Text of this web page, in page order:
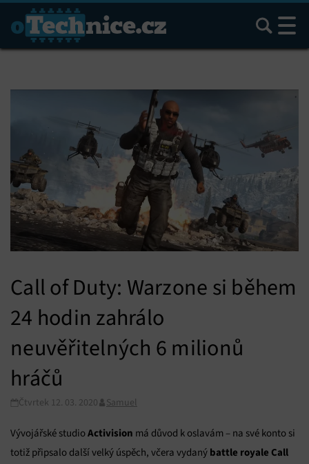
Hledat
Call of Duty: Warzone si během
24 hodin zahrálo
neuvěřitelných 6 milionů
hráčů
Čtvrtek 12. 03. 2020 Samuel
Vývojářské studioActivision má důvod k oslavám – na své konto si
totiž připsalo další velký úspěch, včera vydaný battle royale Call